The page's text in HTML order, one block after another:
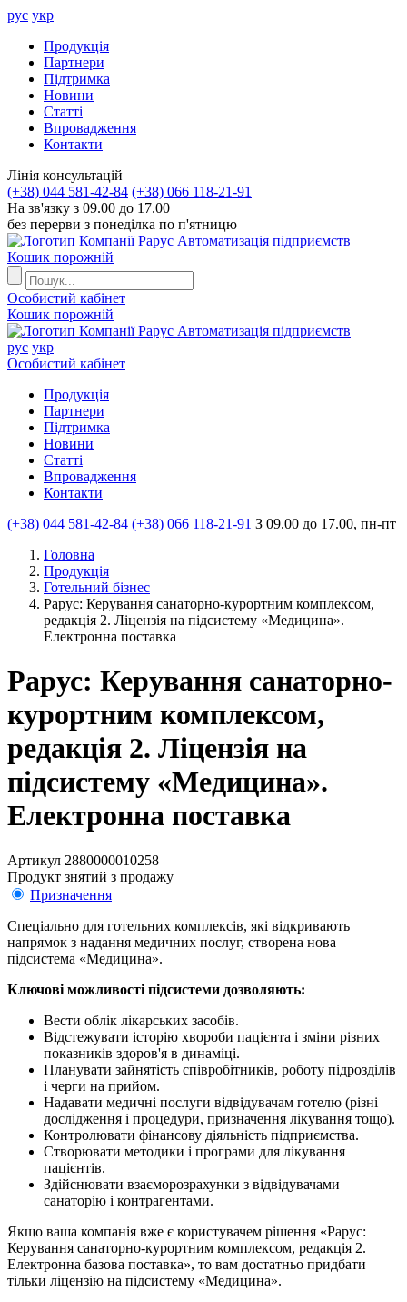
рус укр
Продукцiя
Партнери
Пiдтримка
Новини
Статті
Впровадження
Контакти
Лiнiя консультацiй
(+38) 044 581-42-84 (+38) 066 118-21-91
На зв'язку з 09.00 до 17.00
без перерви з понеділка по п'ятницю
Автоматизація підприємств
Кошик порожній
Особистий кабінет
Кошик порожній
Автоматизація підприємств
рус укр
Особистий кабінет
Продукцiя
Партнери
Пiдтримка
Новини
Статті
Впровадження
Контакти
(+38) 044 581-42-84 (+38) 066 118-21-91 З 09.00 до 17.00, пн-пт
Головна
Продукцiя
Готельний бізнес
Рарус: Керування санаторно-курортним комплексом,
редакція 2. Ліцензія на підсистему «Медицина».
Електронна поставка
Рарус: Керування санаторно-
курортним комплексом,
редакція 2. Ліцензія на
підсистему «Медицина».
Електронна поставка
Артикул 2880000010258
Продукт знятий з продажу
Призначення
Спеціально для готельних комплексів, які відкривають
напрямок з надання медичних послуг, створена нова
підсистема «Медицина».
Ключові можливості підсистеми дозволяють:
Вести облік лікарських засобів.
Відстежувати історію хвороби пацієнта і зміни різних
показників здоров'я в динаміці.
Планувати зайнятість співробітників, роботу підрозділів
і черги на прийом.
Надавати медичні послуги відвідувачам готелю (різні
дослідження і процедури, призначення лікування тощо).
Контролювати фінансову діяльність підприємства.
Створювати методики і програми для лікування
пацієнтів.
Здійснювати взаєморозрахунки з відвідувачами
санаторію і контрагентами.
Якщо ваша компанія вже є користувачем рішення «Рарус:
Керування санаторно-курортним комплексом, редакція 2.
Електронна базова поставка», то вам достатньо придбати
тільки ліцензію на підсистему «Медицина».